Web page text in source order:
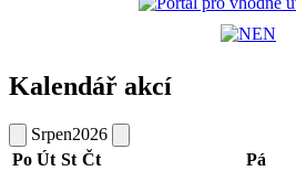
Kalendář akcí
Srpen2026
Po Út St Čt Pá